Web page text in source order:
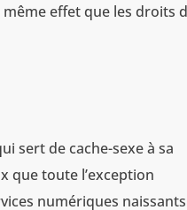
effet que les droits
sert de cache-sexe à sa
que toute l’exception
numériques naissants